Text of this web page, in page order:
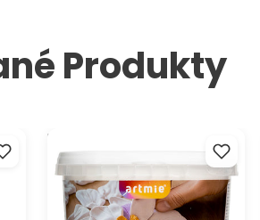
Produkty
Ľahká modelovacia hmota
ARTMIE Cloudy Clay 910 ml